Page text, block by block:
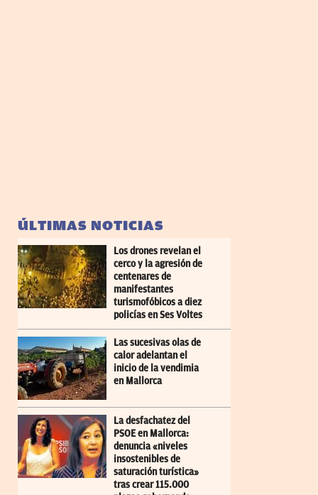
ÚLTIMAS NOTICIAS
Los drones revelan el
cerco y la agresión de
centenares de
manifestantes
turismofóbicos a diez
policías en Ses Voltes
Las sucesivas olas de
calor adelantan el
inicio de la vendimia
en Mallorca
La desfachatez del
PSOE en Mallorca:
denuncia «niveles
insostenibles de
saturación turística»
tras crear 115.000